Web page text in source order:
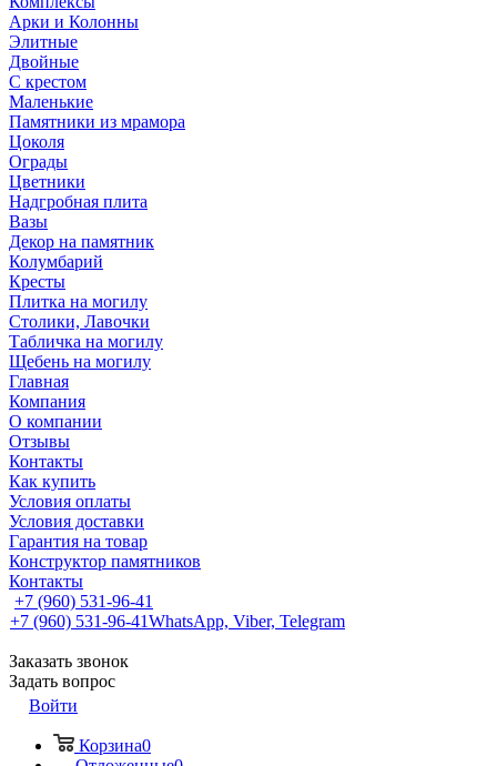
Арки и Колонны
Элитные
Двойные
С крестом
Маленькие
Памятники из мрамора
Цоколя
Ограды
Цветники
Надгробная плита
Вазы
Декор на памятник
Колумбарий
Кресты
Плитка на могилу
Столики, Лавочки
Табличка на могилу
Щебень на могилу
Главная
Компания
О компании
Отзывы
Контакты
Как купить
Условия оплаты
Условия доставки
Гарантия на товар
Конструктор памятников
Контакты
+7 (960) 531-96-41
+7 (960) 531-96-41WhatsApp, Viber, Telegram
Заказать звонок
Задать вопрос
Войти
Корзина0